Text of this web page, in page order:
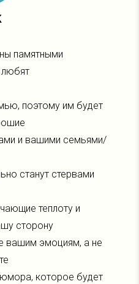
памятными
поэтому им будет
и вашими семьями/
станут стервами
теплоту и
сторону
вашим эмоциям, а не
которое будет